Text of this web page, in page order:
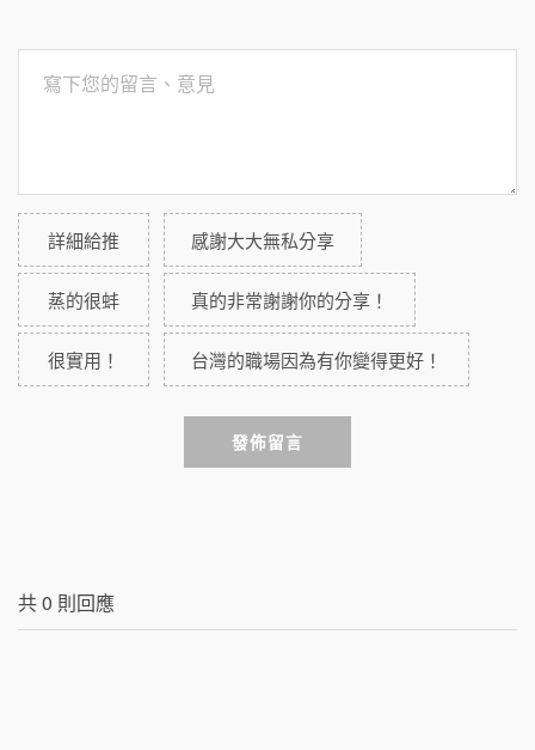
詳細給推 感謝大大無私分享
蒸的很蚌 真的非常謝謝你的分享！
很實用！ 台灣的職場因為有你變得更好！
發佈留言
共0 則回應